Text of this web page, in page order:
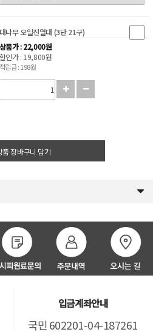
대나무 오일진열대 (3단 21구)
상품가 : 22,000원
할인가 : 19,800원
적립금 : 198원
품 장바구니 담기
입금계좌안내
국민 602201-04-187261